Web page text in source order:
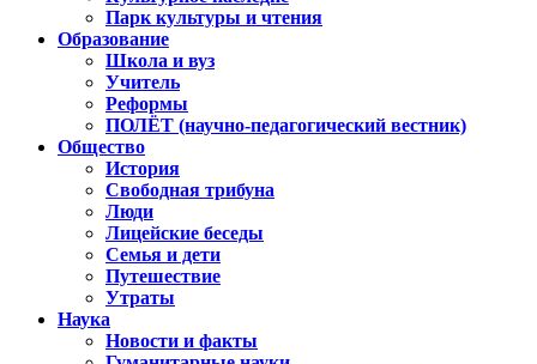
Парк культуры и чтения
Образование
Школа и вуз
Учитель
Реформы
ПОЛЁТ (научно-педагогический вестник)
Общество
История
Свободная трибуна
Люди
Лицейские беседы
Семья и дети
Путешествие
Утраты
Наука
Новости и факты